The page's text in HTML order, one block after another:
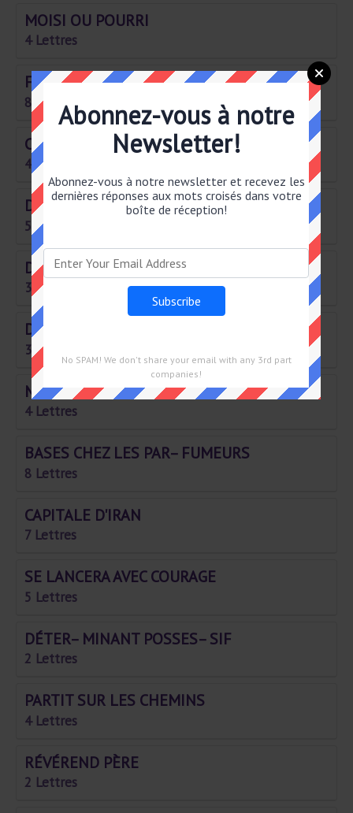
MOISI OU POURRI
4 Lettres
FLEUR ODO– RANTE
8 Lettres
CARMET OU RENO
4 Lettres
DÉBUT DE LA SEMAINE
5 Lettres
DERRIÈRE /NU EN GRÈCE
3 Lettres
DANS LES GÈNES
3 Lettres
MOIS CHAUD
4 Lettres
BASES CHEZ LES PAR– FUMEURS
8 Lettres
CAPITALE D'IRAN
7 Lettres
SE LANCERA AVEC COURAGE
5 Lettres
DÉTER– MINANT POSSES– SIF
2 Lettres
PARTIT SUR LES CHEMINS
4 Lettres
RÉVÉREND PÈRE
2 Lettres
Abonnez-vous à notre
Newsletter!
Abonnez-vous à notre newsletter et recevez les
dernières réponses aux mots croisés dans votre
boîte de réception!
No SPAM! We don't share your email with any 3rd part
companies!